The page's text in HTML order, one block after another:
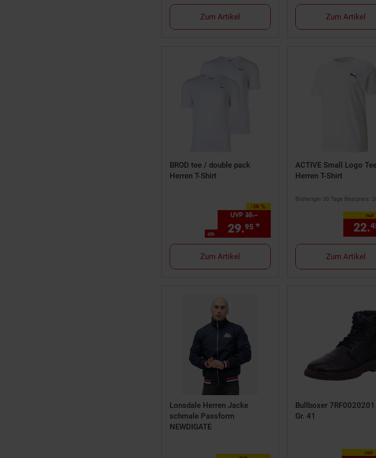
Zum Artikel Zum Artikel
BROD tee / double pack
Herren T-Shirt
-14 %
Sie Sparen 14 Prozent,
UVP 35.–UVP : 35,–€
ab 29.95 * € Sternchen
Zum Artikel
ACTIVE Small Logo
Herren T-Shirt
Bisheriger 30 Tage Bestpreis:
nur
22.
Zum Artikel
Lonsdale Herren Jacke
schmale Passform
NEWDIGATE
Bullboxer 7RF0020201
Gr. 41
nur